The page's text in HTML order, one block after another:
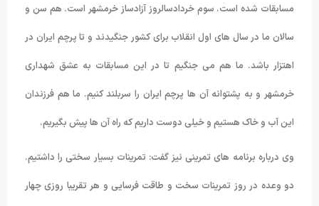
مسابقات شده است. سوم خردادسالروز آزادساز خرمشهر است. هم سن و
سالان ما در سال های اول انقلاب برای کشور جنگیدند و تا پرچم ایران در
اهتزار باشد. ما هم می جنگیم تا در این مسابقات به عشق شهداری
خرمشهر و به پشتوانه آن ها پرچم ایران را سربلند کنیم. ما هم فرزندان
این آب و خاک هستیم و خیلی دوست داریم که راه آن ها پیش بگیریم.
وی درباره برنامه های تمرینی نیز گفت: تمرینات بسیار سختی را داشتیم.
دو وعده در روز تمرینات سخت و طاقت فرسایی و هر تقریبا روزی چهار